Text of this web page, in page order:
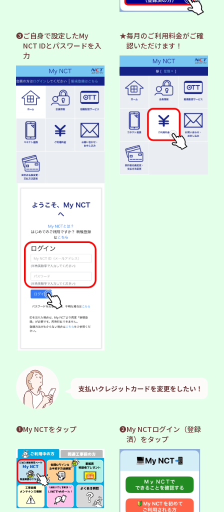
❸ご自身で設定したMy
NCT IDとパスワードを入
力
★毎月のご利用料金がご確
認いただけます！
❶My NCTをタップ
❷My NCTログイン（登録
済）をタップ